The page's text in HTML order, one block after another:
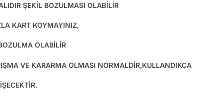
ŞEKİL BOZULMASI OLABİLİR
KART KOYMAYINIZ,
OLABİLİR
VE KARARMA OLMASI NORMALDİR,KULLANDIKÇA